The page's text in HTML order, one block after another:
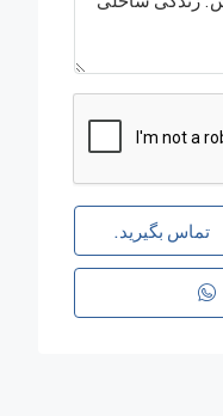
تماس بگیرید.